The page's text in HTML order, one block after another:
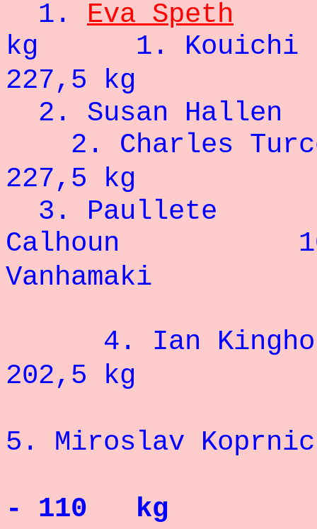
1. Eva Speth
kg 1.
227,5 kg
2. Susan
2.
227,5 kg
3. Paullete
Calhoun 105
Vanhamaki
4. Ian
202,5 kg
5. Miroslav
- 110 kg